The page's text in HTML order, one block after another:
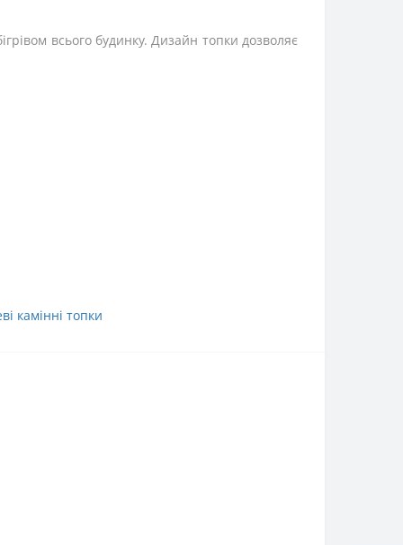
всього будинку. Дизайн топки дозволяє
камінні топки